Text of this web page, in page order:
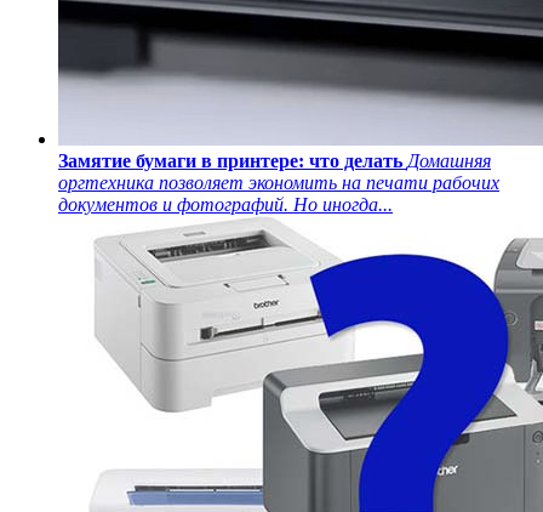
Замятие бумаги в принтере: что делать Домашняя
оргтехника позволяет экономить на печати рабочих
документов и фотографий. Но иногда...